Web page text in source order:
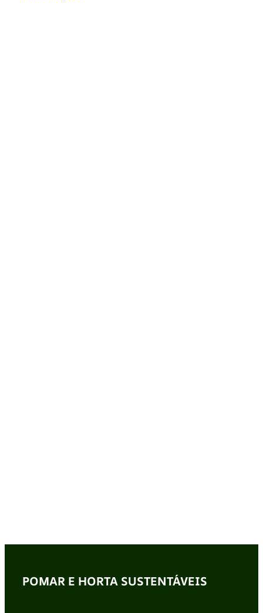
POMAR E HORTA SUSTENTÁVEIS